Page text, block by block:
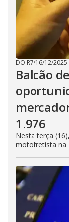
DO R7/16/12/2025
Balcão
1.976
Nesta terça
motofretista na